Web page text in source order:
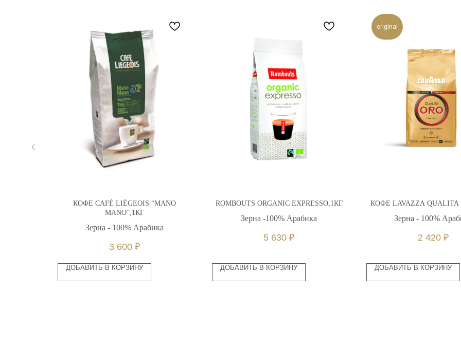
КОФЕ CAFÉ LIÉGEOIS “MANO
MANO”,1КГ
Зерна - 100% Арабика
3 600 ₽
ДОБАВИТЬ В КОРЗИНУ
ROMBOUTS ORGANIC EXPRESSO,1КГ
Зерна -100% Арабика
5 630 ₽
ДОБАВИТЬ В КОРЗИНУ
original
КОФЕ LAVAZZA QUALITA
Зерна - 100%
2 420 ₽
ДОБАВИТЬ В КОРЗИНУ